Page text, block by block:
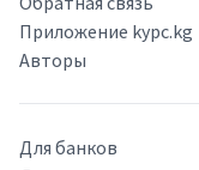
Приложение kypc.kg
Авторы
Для банков